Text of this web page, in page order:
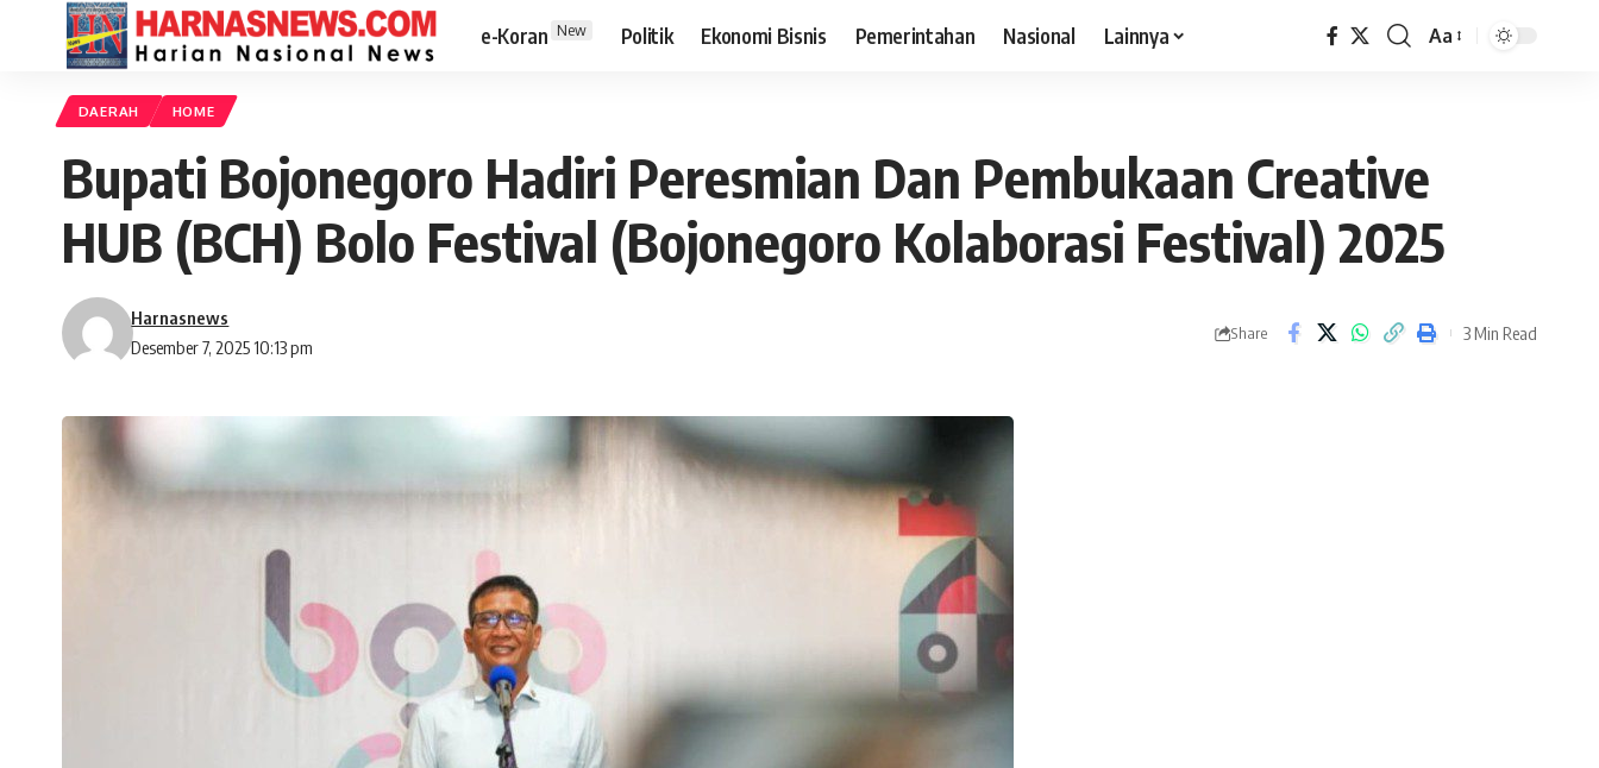
e-Koran New Politik Ekonomi Bisnis Pemerintahan Nasional Lainnya Aa
DAERAH HOME
Bupati Bojonegoro Hadiri Peresmian Dan Pembukaan Creative
HUB (BCH) Bolo Festival (Bojonegoro Kolaborasi Festival) 2025
Desember 7, 2025 10:13 pm
Harnasnews
Share 3 Min Read